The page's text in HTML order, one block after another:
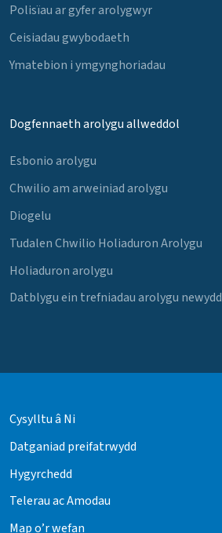
Polisïau ar gyfer arolygwyr
Ceisiadau gwybodaeth
Ymatebion i ymgynghoriadau
Dogfennaeth arolygu allweddol
Esbonio arolygu
Chwilio am arweiniad arolygu
Diogelu
Tudalen Chwilio Holiaduron Arolygu
Holiaduron arolygu
Datblygu ein trefniadau arolygu newydd
Cysylltu â Ni
Datganiad preifatrwydd
Hygyrchedd
Telerau ac Amodau
Map o’r wefan